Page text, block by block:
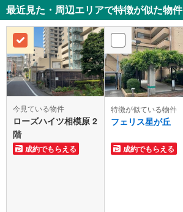
最近見た・周辺エリアで特徴が似た物件
今見ている物件
ローズハイツ相模原 2
階
成約でもらえる
特徴が似ている物件
フェリス星が丘
成約でもらえる